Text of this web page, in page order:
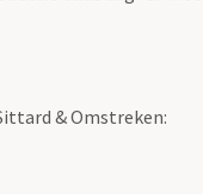
& Omstreken: